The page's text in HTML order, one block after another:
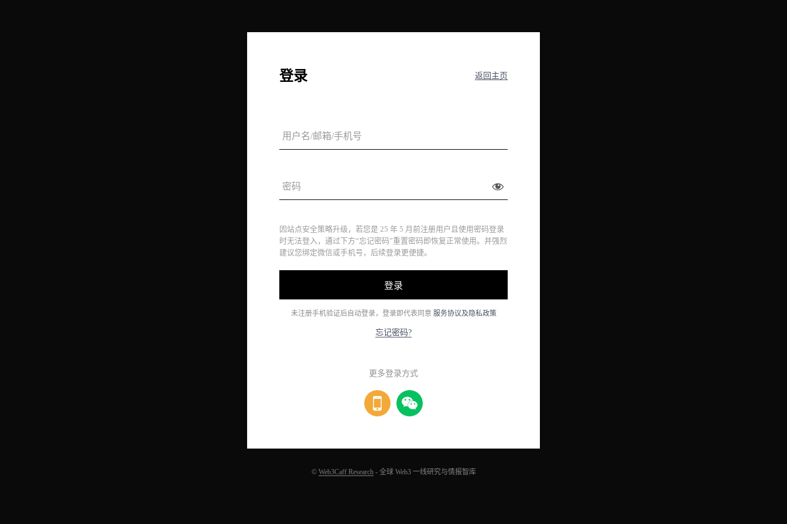
登录 返回主页
因站点安全策略升级，若您是 25 年 5 月前注册用户且使用密码登录
时无法登入，通过下方“忘记密码”重置密码即恢复正常使用。并强烈
建议您绑定微信或手机号，后续登录更便捷。
登录
未注册手机验证后自动登录，登录即代表同意 服务协议及隐私政策
忘记密码?
更多登录方式
© Web3Caff Research- 全球 Web3 一线研究与情报智库